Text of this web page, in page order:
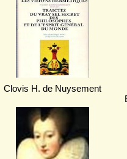
Clovis H. de Nuysement